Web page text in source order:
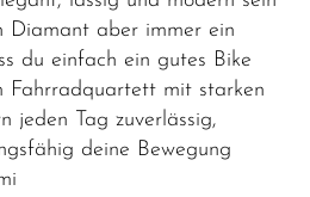
Diamant aber immer ein
du einfach ein gutes Bike
Fahrradquartett mit starken
jeden Tag zuverlässig,
deine Bewegung